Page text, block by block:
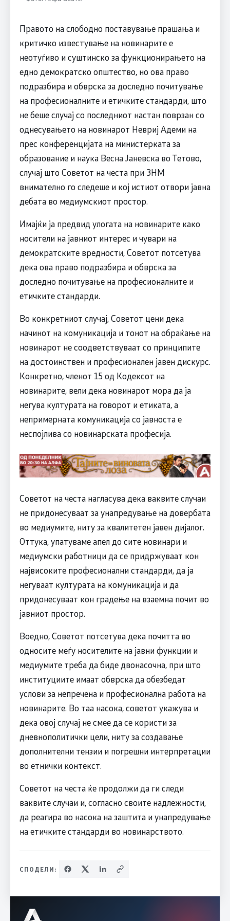
Правото на слободно поставување прашања и
критичко известување на новинарите е
неотуѓиво и суштинско за функционирањето на
едно демократско општество, но ова право
подразбира и обврска за доследно почитување
на професионалните и етичките стандарди, што
не беше случај со последниот настан поврзан со
однесувањето на новинарот Невриј Адеми на
прес конференцијата на министерката за
образование и наука Весна Јаневска во Тетово,
случај што Советот на честа при ЗНМ
внимателно го следеше и кој истиот отвори јавна
дебата во медиумскиот простор.
Имајќи ја предвид улогата на новинарите како
носители на јавниот интерес и чувари на
демократските вредности, Советот потсетува
дека ова право подразбира и обврска за
доследно почитување на професионалните и
етичките стандарди.
Во конкретниот случај, Советот цени дека
начинот на комуникација и тонот на обраќање на
новинарот не соодветствуваат со принципите
на достоинствен и професионален јавен дискурс.
Конкретно, членот 15 од Кодексот на
новинарите, вели дека новинарот мора да ја
негува културата на говорот и етиката, а
непримерната комуникација со јавноста е
неспојлива со новинарската професија.
Советот на честа нагласува дека ваквите случаи
не придонесуваат за унапредување на довербата
во медиумите, ниту за квалитетен јавен дијалог.
Оттука, упатуваме апел до сите новинари и
медиумски работници да се придржуваат кон
највисоките професионални стандарди, да ја
негуваат културата на комуникација и да
придонесуваат кон градење на взаемна почит во
јавниот простор.
Воедно, Советот потсетува дека почитта во
односите меѓу носителите на јавни функции и
медиумите треба да биде двонасочна, при што
институциите имаат обврска да обезбедат
услови за непречена и професионална работа на
новинарите. Во таа насока, советот укажува и
дека овој случај не смее да се користи за
дневнополитички цели, ниту за создавање
дополнителни тензии и погрешни интерпретации
во етнички контекст.
Советот на честа ќе продолжи да ги следи
ваквите случаи и, согласно своите надлежности,
да реагира во насока на заштита и унапредување
на етичките стандарди во новинарството.
СПОДЕЛИ: